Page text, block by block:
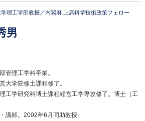
理工学部教授／内閣府 上席科学技術政策フェロー
男
管理工学科卒業。
大学院修士課程修了。
工学研究科博士課程経営工学専攻修了。博士（工
講師。2002年6月同助教授。